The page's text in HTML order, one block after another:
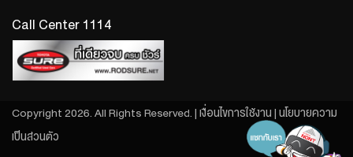
Call Center 1114
Copyright 2026. All Rights Reserved. |เงื่อนไขการใช้งาน|นโยบายความ
เป็นส่วนตัว